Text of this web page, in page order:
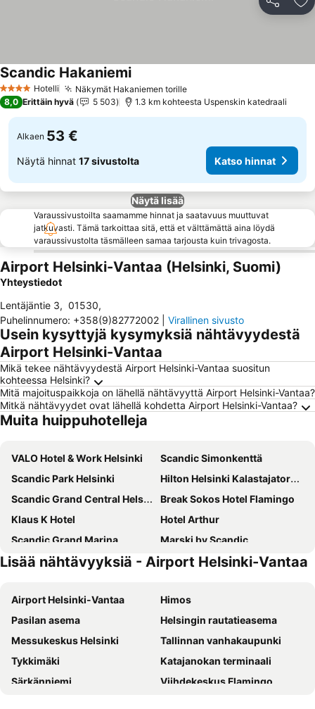
Jaa
4 Tähtiluokitus
Hotelli Näkymät Hakaniemen torille
Scandic Hakaniemi
8,0 Erittäin hyvä 5 503 1.3 km kohteesta Uspenskin katedraali
Alkaen 53 €
Näytä hinnat 17 sivustolta Katso hinnat
Näytä lisää
Varaussivustoilta saamamme hinnat ja saatavuus muuttuvat
jatkuvasti. Tämä tarkoittaa sitä, että et välttämättä aina löydä
varaussivustolta täsmälleen samaa tarjousta kuin trivagosta.
Airport Helsinki-Vantaa (Helsinki, Suomi)
Yhteystiedot
Lentäjäntie 3, 01530,
Puhelinnumero: +358(9)82772002 Virallinen sivusto
Usein kysyttyjä kysymyksiä nähtävyydestä
Airport Helsinki-Vantaa
Mikä tekee nähtävyydestä Airport Helsinki-Vantaa suositun
kohteessa Helsinki?
Mitä majoituspaikkoja on lähellä nähtävyyttä Airport Helsinki-Vantaa?
Mitkä nähtävyydet ovat lähellä kohdetta Airport Helsinki-Vantaa?
Muita huippuhotelleja
VALO Hotel & Work Helsinki
Scandic Simonkenttä
Scandic Park Helsinki
Hilton Helsinki Kalastajatorppa
Scandic Grand Central Helsinki
Break Sokos Hotel Flamingo
Klaus K Hotel
Hotel Arthur
Scandic Grand Marina
Marski by Scandic
Clarion Hotel Helsinki
Scandic Helsinki Aviapolis
Comfort Hotel Helsinki Airport
Hilton Helsinki Airport
Scandic Hakaniemi
Scandic Kallio
Holiday Inn Helsinki - Expo By Ihg
Scandic Pasila
Original Sokos Hotel Tripla
Scandic Kaisaniemi
Crowne Plaza Helsinki - Hesperia By Ihg
Lapland Hotels Bulevardi
Lisää nähtävyyksiä - Airport Helsinki-Vantaa
Airport Helsinki-Vantaa
Himos
Pasilan asema
Helsingin rautatieasema
Messukeskus Helsinki
Tallinnan vanhakaupunki
Tykkimäki
Katajanokan terminaali
Särkänniemi
Viihdekeskus Flamingo